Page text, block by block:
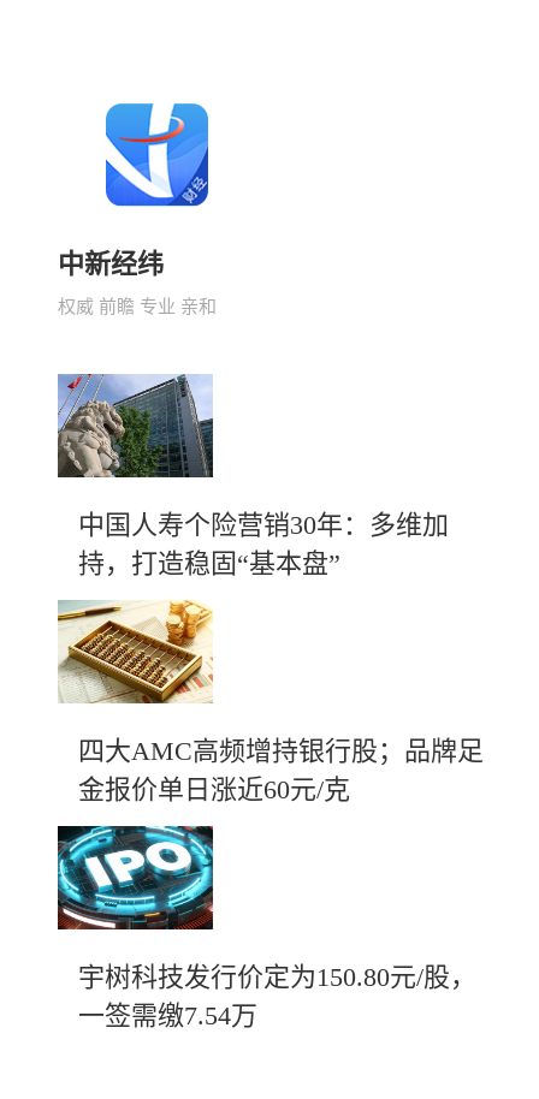
中新经纬
权威 前瞻 专业 亲和
中国人寿个险营销30年：多维加
持，打造稳固“基本盘”
四大AMC高频增持银行股；品牌足
金报价单日涨近60元/克
宇树科技发行价定为150.80元/股，
一签需缴7.54万